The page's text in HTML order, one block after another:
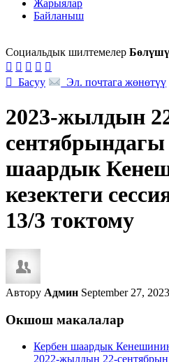
Жарыялар
Байланыш
Социальдык шилтемелер
    
 Басуу Эл. почтага жөнөтүү
2023-жылдын
шаардык
кезектеги
13/3 токтому
Автору Админ September 27,
Окшош макалалар
Кербен шаардык
2022-жылдын 22-